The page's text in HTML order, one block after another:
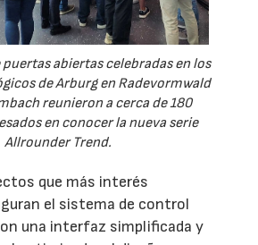
puertas abiertas celebradas en los
de Arburg en Radevormwald
reunieron a cerca de 180
en conocer la nueva serie
Allrounder Trend.
que más interés
el sistema de control
una interfaz simplificada y